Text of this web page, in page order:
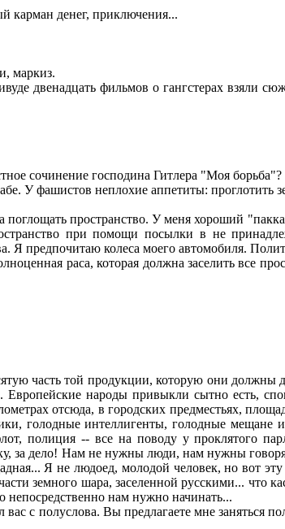
денег, приключения...
маркиз.
двенадцать фильмов о гангстерах взяли
сочинение господина Гитлера "Моя борьба"?
У фашистов неплохие аппетиты: проглотить
пространство. У меня хороший
при помощи посылки в не
предпочитаю колеса моего автомобиля.
раса, которая должна заселить все
часть той продукции, которую они должны
народы привыкли сытно есть,
отсюда, в городских предместьях,
голодные интеллигенты, голодные мещане
полиция -- все на поводу у проклятого
за дело! Нам не нужны люди, нам нужны
Я не людоед, молодой человек, но вот
земного шара, заселенной русскими... что
непосредственно нам нужно начинать...
с полуслова. Вы предлагаете мне заняться